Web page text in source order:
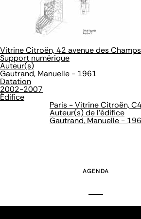
Vitrine Citroën, 42 avenue des
Support numérique
Auteur(s)
Gautrand, Manuelle - 1961
Datation
2002-2007
Édifice
Paris - Vitrine Citroën,
Auteur(s) de l'édifice
Gautrand, Manuelle -
AGENDA